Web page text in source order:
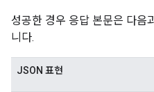
성공한 경우 응답 본문은 다음
니다.
JSON 표현